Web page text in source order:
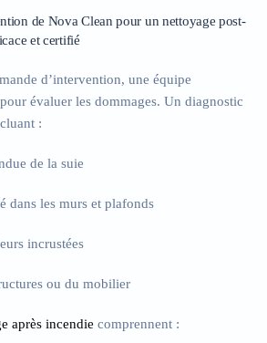
de Nova Clean pour un nettoyage post-
et certifié
d’intervention, une équipe
évaluer les dommages. Un diagnostic
:
de la suie
dans les murs et plafonds
incrustées
ou du mobilier
après incendie comprennent :